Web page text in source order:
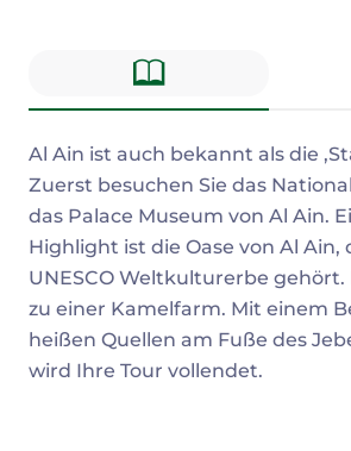
Beschreibung
Al Ain ist auch bekannt als die
Zuerst besuchen Sie das
das Palace Museum von Al Ain.
Highlight ist die Oase von Al Ain,
UNESCO Weltkulturerbe
zu einer Kamelfarm. Mit einem
heißen Quellen am Fuße des
wird Ihre Tour vollendet.